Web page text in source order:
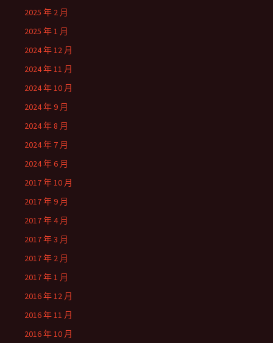
2025 年 2 月
2025 年 1 月
2024 年 12 月
2024 年 11 月
2024 年 10 月
2024 年 9 月
2024 年 8 月
2024 年 7 月
2024 年 6 月
2017 年 10 月
2017 年 9 月
2017 年 4 月
2017 年 3 月
2017 年 2 月
2017 年 1 月
2016 年 12 月
2016 年 11 月
2016 年 10 月